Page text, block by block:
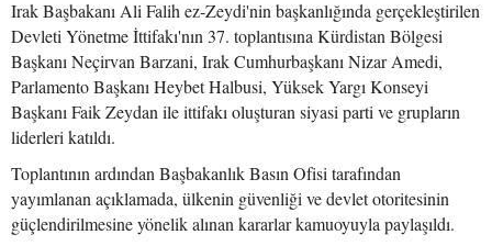
Irak Başbakanı Ali Falih ez-Zeydi'nin başkanlığında gerçekleştirilen
Devleti Yönetme İttifakı'nın 37. toplantısına Kürdistan Bölgesi
Başkanı Neçirvan Barzani, Irak Cumhurbaşkanı Nizar Amedi,
Parlamento Başkanı Heybet Halbusi, Yüksek Yargı Konseyi
Başkanı Faik Zeydan ile ittifakı oluşturan siyasi parti ve grupların
liderleri katıldı.
Toplantının ardından Başbakanlık Basın Ofisi tarafından
yayımlanan açıklamada, ülkenin güvenliği ve devlet otoritesinin
güçlendirilmesine yönelik alınan kararlar kamuoyuyla paylaşıldı.